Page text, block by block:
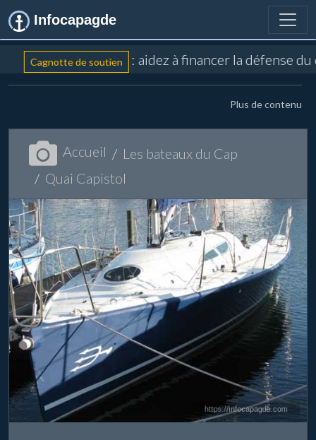
Infocapagde
Cagnotte de soutien : aidez à financer la défense
Plus de contenu
Accueil
Les bateaux du Cap
Quai Capistol